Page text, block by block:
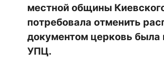
местной общины
потребовала отменить
документом церковь была
УПЦ.